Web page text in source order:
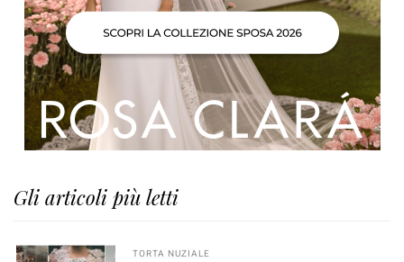
Gli articoli più letti
TORTA NUZIALE